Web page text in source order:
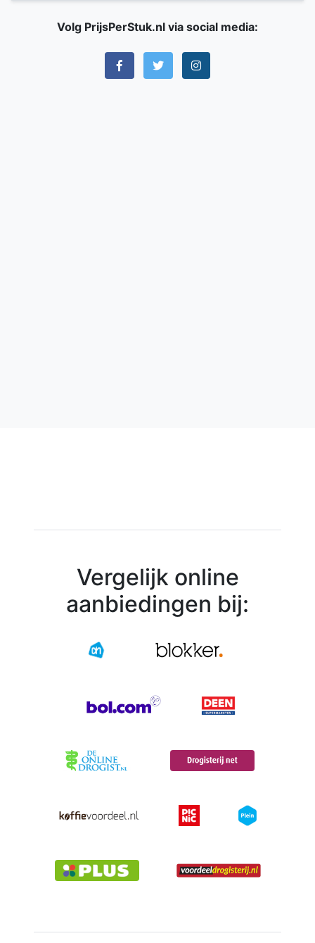
Volg PrijsPerStuk.nl via social media:
Vergelijk online
aanbiedingen bij: